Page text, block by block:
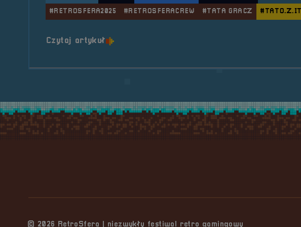
#RETROSFERA2025 #RETROSFERACREW #TATA GRACZ #TATO.Z.IT
Czytaj artykuło tytule RetroSfera Crew &#8211; Piotr
© 2026 RetroSfera | niezwykły festiwal retro gamingowy